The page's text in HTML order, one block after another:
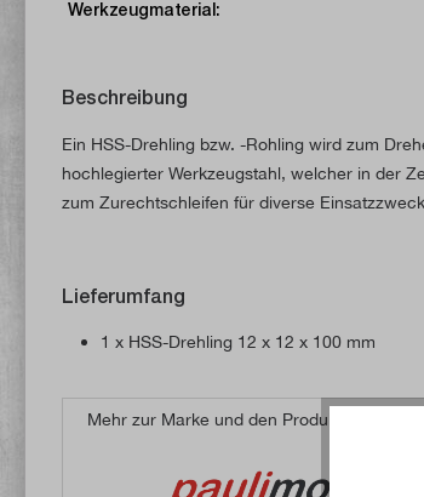
Werkzeugmaterial:
Beschreibung
Ein HSS-Drehling bzw. -Rohling wird zum
hochlegierter Werkzeugstahl, welcher in der
zum Zurechtschleifen für diverse
Lieferumfang
1 x HSS-Drehling 12 x 12 x 100 mm
Mehr zur Marke und den Produkten von